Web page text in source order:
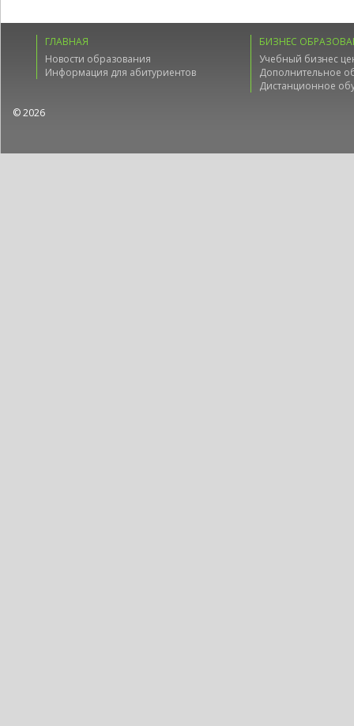
ГЛАВНАЯ
Новости образования
Информация для абитуриентов
БИЗНЕС
Учебный бизнес
Дополнительное
Дистанционное
© 2026